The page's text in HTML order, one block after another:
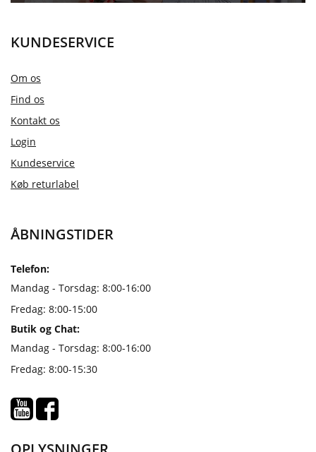
KUNDESERVICE
Om os
Find os
Kontakt os
Login
Kundeservice
Køb returlabel
ÅBNINGSTIDER
Telefon:
Mandag - Torsdag: 8:00-16:00
Fredag: 8:00-15:00
Butik og Chat:
Mandag - Torsdag: 8:00-16:00
Fredag: 8:00-15:30